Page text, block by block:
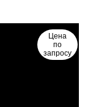
Цена
по
запросу